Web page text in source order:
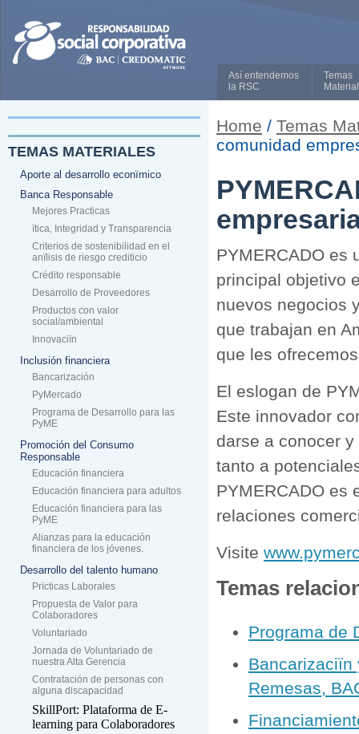
Así entendemos
la RSC
Temas
TEMAS MATERIALES
Aporte al desarrollo econïmico
Banca Responsable
Mejores Practicas
ïtica, Integridad y Transparencia
Criterios de sostenibilidad en el
anïlisis de riesgo crediticio
Crédito responsable
Desarrollo de Proveedores
Productos con valor
social/ambiental
Innovaciïn
Inclusión financiera
Bancarización
PyMercado
Programa de Desarrollo para las
PyME
Promoción del Consumo
Responsable
Educación financiera
Educación financiera para adultos
Educación financiera para las
PyME
Alianzas para la educación
financiera de los jóvenes.
Desarrollo del talento humano
Prïcticas Laborales
Propuesta de Valor para
Colaboradores
Voluntariado
Jornada de Voluntariado de
nuestra Alta Gerencia
Contratación de personas con
alguna discapacidad
SkillPort: Plataforma de E-
learning para Colaboradores
Home / Temas
comunidad
PYMERCADO es
principal objetivo
nuevos negocios
que trabajan en
que les
El eslogan de
Este innovador
darse a conocer
tanto a
PYMERCADO es
relaciones
Visite
Temas
Programa de
Bancarizaciïn
Remesas,